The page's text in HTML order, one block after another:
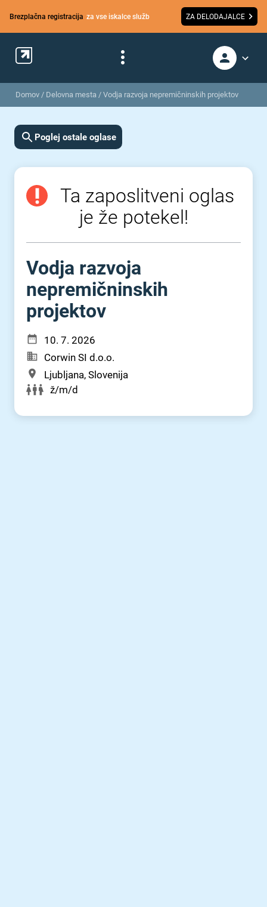
Brezplačna registracija za vse iskalce služb ZA DELODAJALCE
Domov / Delovna mesta / Vodja razvoja nepremičninskih projektov
Poglej ostale oglase
Ta zaposlitveni oglas
je že potekel!
Vodja razvoja
nepremičninskih
projektov
10. 7. 2026
Corwin SI d.o.o.
Ljubljana, Slovenija
ž/m/d